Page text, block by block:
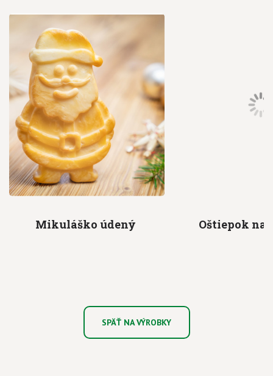
Mikuláško údený Oštiepok na
SPÄŤ NA VÝROBKY